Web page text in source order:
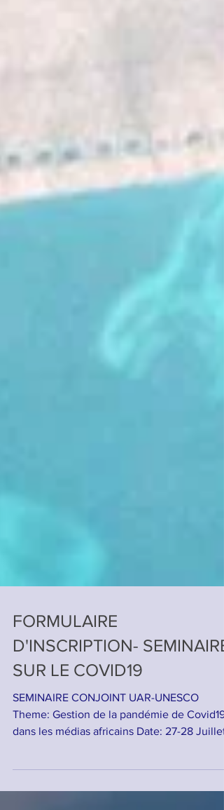
FORMULAIRE
D'INSCRIPTION- SEMINAIRE
SUR LE COVID19
SEMINAIRE CONJOINT UAR-UNESCO
dans les médias africains Date: 27-28 Juillet